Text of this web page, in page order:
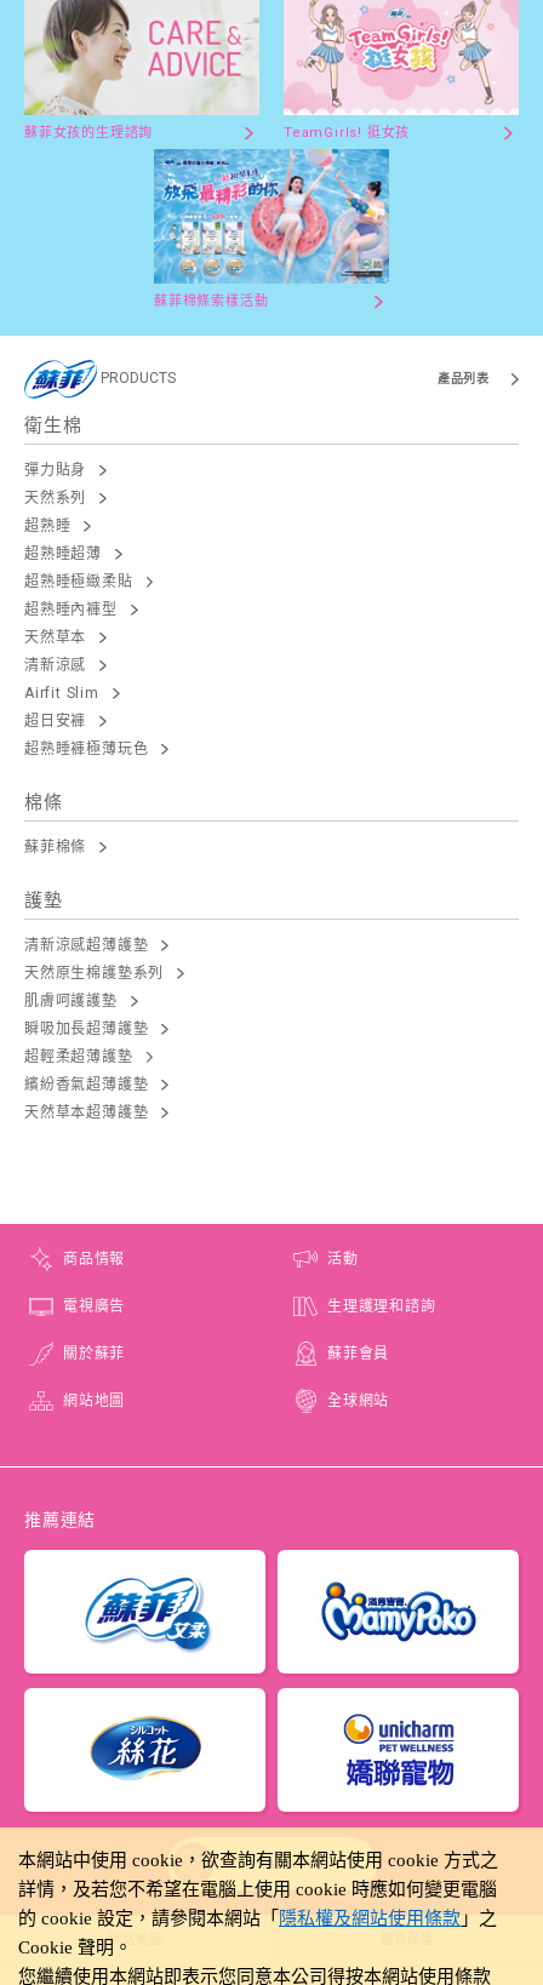
蘇菲女孩的生理諮詢 TeamGirls! 挺女孩
蘇菲棉條索樣活動
PRODUCTS 產品列表
衛生棉
彈力貼身
天然系列
超熟睡
超熟睡超薄
超熟睡極緻柔貼
超熟睡內褲型
天然草本
清新涼感
Airfit Slim
超日安褲
超熟睡褲極薄玩色
棉條
蘇菲棉條
護墊
清新涼感超薄護墊
天然原生棉護墊系列
肌膚呵護護墊
瞬吸加長超薄護墊
超輕柔超薄護墊
繽紛香氣超薄護墊
天然草本超薄護墊
商品情報 活動
電視廣告 生理護理和諮詢
關於蘇菲 蘇菲會員
網站地圖 全球網站
推薦連結
Taiwan
網站地圖
本網站中使用 cookie，欲查詢有關本網站使用 cookie 方式之
詳情，及若您不希望在電腦上使用 cookie 時應如何變更電腦
的 cookie 設定，請參閱本網站「 隱私權及網站使用條款 」之
Cookie 聲明。
您繼續使用本網站即表示您同意本公司得按本網站使用條款